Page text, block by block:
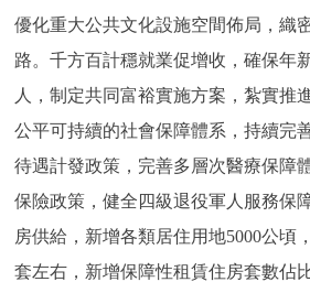
優化重大公共文化設施空間佈局，織
路。千方百計穩就業促增收，確保年
人，制定共同富裕實施方案，紮實推
公平可持續的社會保障體系，持續完
待遇計發政策，完善多層次醫療保障
保險政策，健全四級退役軍人服務保
房供給，新增各類居住用地5000公頃
套左右，新增保障性租賃住房套數佔